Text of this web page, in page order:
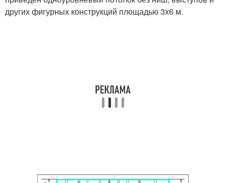
потолок
Базовый потолок
других фигурных конструкций площадью 3х6 м.